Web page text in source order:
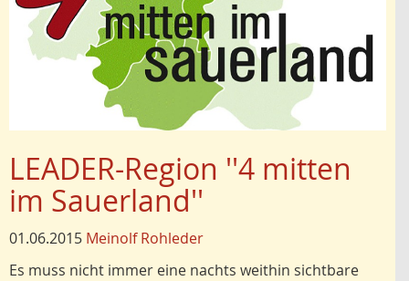
LEADER-Region ''4 mitten
im Sauerland''
01.06.2015 Meinolf Rohleder
Es muss nicht immer eine nachts weithin sichtbare